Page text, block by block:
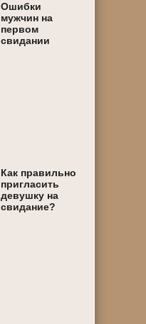
Ошибки
мужчин на
первом
свидании
Как правильно
пригласить
девушку на
свидание?